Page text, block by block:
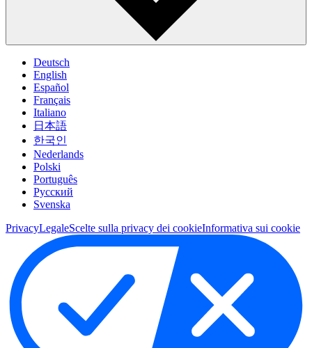
Deutsch
English
Español
Français
Italiano
日本語
한국인
Nederlands
Polski
Português
Pусский
Svenska
PrivacyLegaleScelte sulla privacy dei cookieInformativa sui cookie